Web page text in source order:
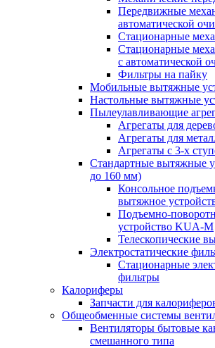
Передвижные
автоматической
Стационарные
Стационарные
с автоматической
Фильтры на пайку
Мобильные вытяжные
Настольные вытяжные
Пылеулавливающие
Агрегаты для
Агрегаты для
Агрегаты с 3-х
Стандартные вытяжные
до 160 мм)
Консольное
вытяжное
Подъемно-
устройство KUA-M
Телескопические
Электростатические
Стационарные
фильтры
Калориферы
Запчасти для
Общеобменные системы
Вентиляторы бытовые
смешанного типа